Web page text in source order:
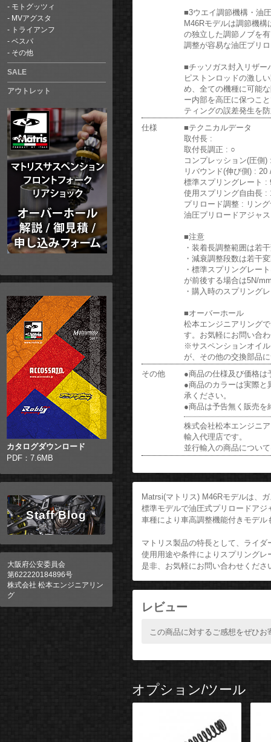
モトグッツィ
MVアグスタ
トライアンフ
ベスパ
その他
SALE
アウトレット
カタログダウンロード
PDF：7.6MB
Staff Blog
大阪府公安委員会
第622220184896号
株式会社 松本エンジニアリン
グ
■3ウエイ調節機構・油
M46Rモデルは調節機
の独立した調節ノブを
調整が容易な油圧プリ
■チッソガス封入リザー
ピストンロッドの激し
め、全ての機種に可能
ー内部を高圧に保つこ
ティングの誤差発生を
仕様
■テクニカルデータ
取付長 :
取付長調正 : ○
コンプレッション(圧側)
リバウンド(伸び側) : 20
標準スプリングレート :
使用スプリング自由長 :
プリロード調整 : リン
油圧プリロードアジャ
■注意
・装着長調整範囲は若
・減衰調整段数は若干
・標準スプリングレー
が前後する場合は5N/
・購入時のスプリング
■オーバーホール
松本エンジニアリング
す。お気軽にお問い合
※サスペンションオイ
が、その他の交換部品
その他
●商品の仕様及び価格は
●商品のカラーは実際と
承ください。
●商品は予告無く販売を
株式会社松本エンジニ
輸入代理店です。
並行輸入の商品につい
Matrsi(マトリス) M46Rモデルは、
標準モデルで油圧式プリロードアジ
車種により車高調整機能付きモデル
マトリス製品の特長として、ライ
使用用途や条件によりスプリング
是非、お気軽にお問い合わせくださ
レビュー
この商品に対するご感想をぜひお
オプション/ツール